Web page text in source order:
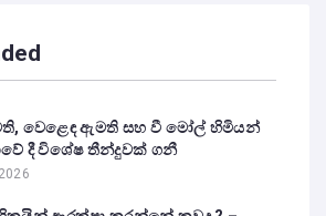
වෙළෙඳ ඇමති සහ වී මෝල් හිමියන්
දී විශේෂ තීන්දුවක් ගනී